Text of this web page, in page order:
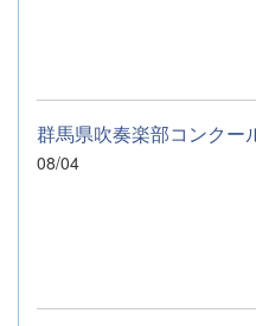
群馬県吹奏楽部コンクー
08/04